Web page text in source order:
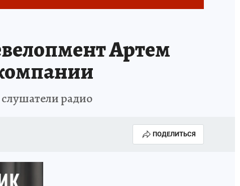
Артем
радио
ПОДЕЛИТЬСЯ